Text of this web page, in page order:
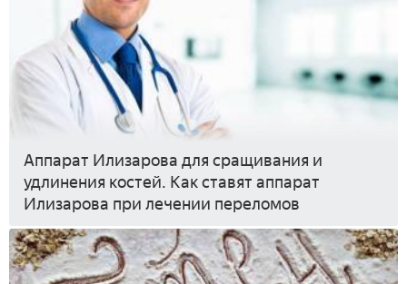
Аппарат Илизарова для сращивания и
удлинения костей. Как ставят аппарат
Илизарова при лечении переломов